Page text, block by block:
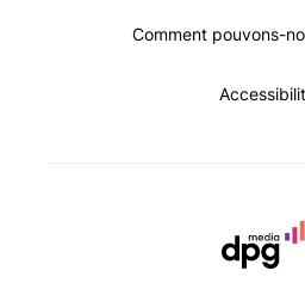
Comment pouvons-